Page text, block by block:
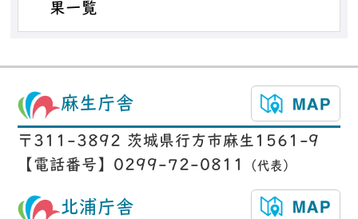
果一覧
麻生庁舎
〒311-3892 茨城県行方市麻生1561-9
【電話番号】0299-72-0811
（代表）
北浦庁舎